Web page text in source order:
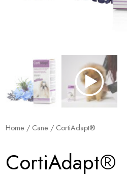
Home / Cane / CortiAdapt®
CortiAdapt®